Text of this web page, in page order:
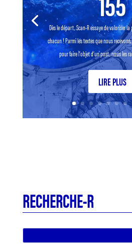
Dès le départ, Scan-R essaye de valoriser
chacun ! Parmi les textes que nous
pour faire l’objet d’un post, nous les
LIRE PLUS
RECHERCHE-R